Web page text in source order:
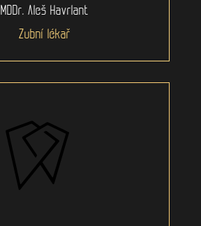
MDDr. Aleš Havrlant
Zubní lékař